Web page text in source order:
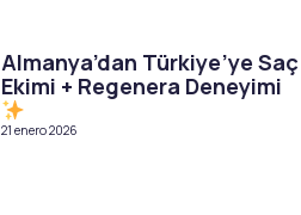
Almanya’dan Türkiye’ye Saç
Ekimi + Regenera Deneyimi
21 enero 2026